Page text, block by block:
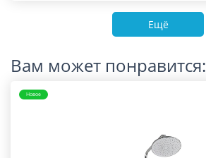
Ещё
Вам может понравится:
Новое